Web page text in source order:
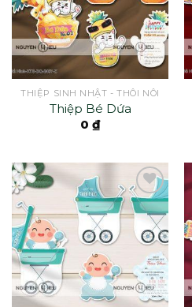
THIỆP SINH NHẬT - THÔI NÔI
Thiệp Bé Dứa
0 ₫